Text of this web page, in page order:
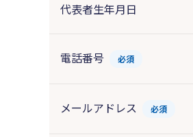
代表者生年月日
電話番号 必須
メールアドレス 必須